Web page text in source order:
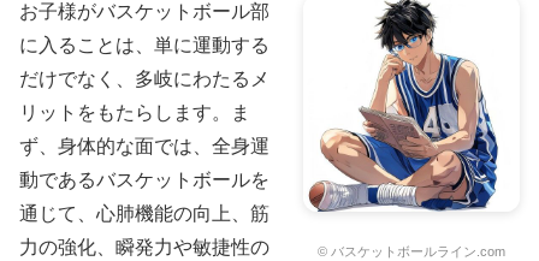
© バスケットボールライン.com
お子様がバスケットボール部
に入ることは、単に運動する
だけでなく、多岐にわたるメ
リットをもたらします。ま
ず、身体的な面では、全身運
動であるバスケットボールを
通じて、心肺機能の向上、筋
力の強化、瞬発力や敏捷性の